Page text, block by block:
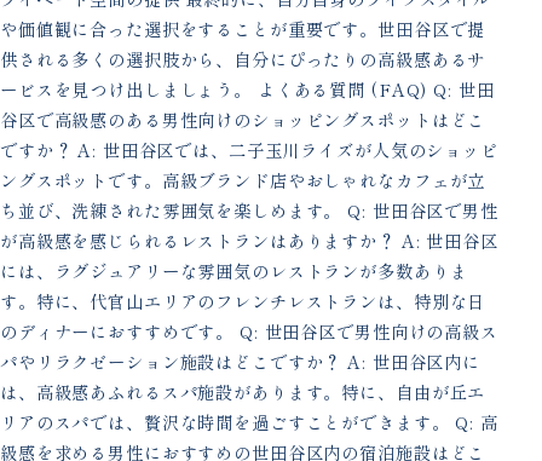
や価値観に合った選択をすることが重要です。世田谷区で提
供される多くの選択肢から、自分にぴったりの高級感あるサ
ービスを見つけ出しましょう。 よくある質問 (FAQ) Q: 世田
谷区で高級感のある男性向けのショッピングスポットはどこ
ですか？ A: 世田谷区では、二子玉川ライズが人気のショッピ
ングスポットです。高級ブランド店やおしゃれなカフェが立
ち並び、洗練された雰囲気を楽しめます。 Q: 世田谷区で男性
が高級感を感じられるレストランはありますか？ A: 世田谷区
には、ラグジュアリーな雰囲気のレストランが多数ありま
す。特に、代官山エリアのフレンチレストランは、特別な日
のディナーにおすすめです。 Q: 世田谷区で男性向けの高級ス
パやリラクゼーション施設はどこですか？ A: 世田谷区内に
は、高級感あふれるスパ施設があります。特に、自由が丘エ
リアのスパでは、贅沢な時間を過ごすことができます。 Q: 高
級感を求める男性におすすめの世田谷区内の宿泊施設はどこ